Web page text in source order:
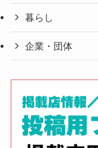
暮らし
企業・団体